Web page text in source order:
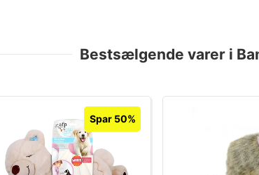
Bestsælgende varer i
Spar 50%